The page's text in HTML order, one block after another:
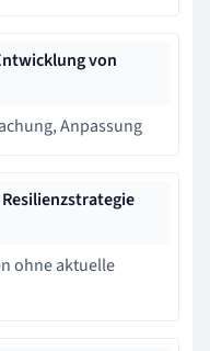
von
Anpassung
ohne aktuelle